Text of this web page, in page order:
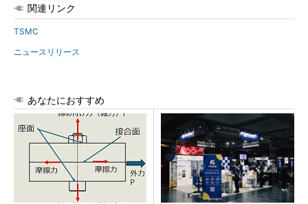
関連リンク
TSMC
ニュースリリース
あなたにおすすめ